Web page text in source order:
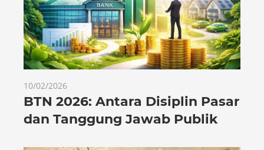
10/02/2026
BTN 2026: Antara Disiplin Pasar
dan Tanggung Jawab Publik